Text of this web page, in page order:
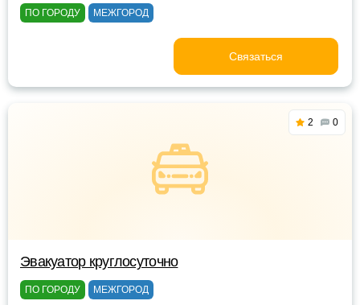
ПО ГОРОДУ МЕЖГОРОД
Связаться
2 0
Эвакуатор круглосуточно
ПО ГОРОДУ МЕЖГОРОД